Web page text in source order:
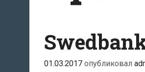
01.03.2017 опубликовал